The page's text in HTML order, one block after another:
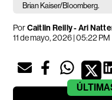
Brian Kaiser/Bloomberg.
PorCaitlin Reilly - Ari
11 de mayo, 2026 | 05:22 PM